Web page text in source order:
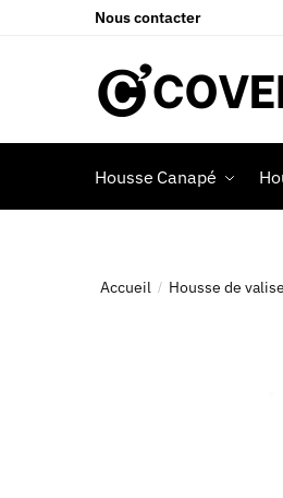
Nous contacter
Housse Canapé
Accueil / Housse de valise